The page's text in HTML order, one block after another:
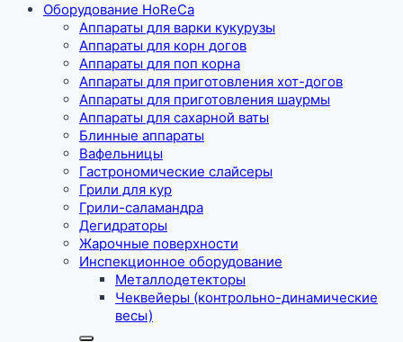
Оборудование HoReCa
Аппараты для варки кукурузы
Аппараты для корн догов
Аппараты для поп корна
Аппараты для приготовления хот-догов
Аппараты для приготовления шаурмы
Аппараты для сахарной ваты
Блинные аппараты
Вафельницы
Гастрономические слайсеры
Грили для кур
Грили-саламандра
Дегидраторы
Жарочные поверхности
Инспекционное оборудование
Металлодетекторы
Чеквейеры (контрольно-динамические
весы)